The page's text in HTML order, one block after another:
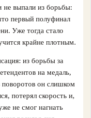
выпали из борьбы:
первый полуфинал
Уже тогда стало
крайне плотным.
из борьбы за
на медаль,
он слишком
потерял скорость и,
не смог нагнать